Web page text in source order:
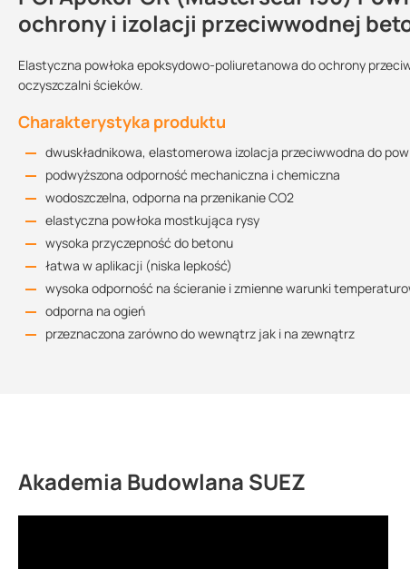
ochrony i izolacji przeciwwodnej
Elastyczna powłoka epoksydowo-poliuretanowa do ochrony
oczyszczalni ścieków.
Charakterystyka produktu
dwuskładnikowa, elastomerowa izolacja przeciwwodna do
podwyższona odporność mechaniczna i chemiczna
wodoszczelna, odporna na przenikanie CO2
elastyczna powłoka mostkująca rysy
wysoka przyczepność do betonu
łatwa w aplikacji (niska lepkość)
wysoka odporność na ścieranie i zmienne warunki
odporna na ogień
przeznaczona zarówno do wewnątrz jak i na zewnątrz
Kolor:
szary opakowania
Zużycie
ok. 0,5 - 0,6 kg/m2 (przy dwóch warstwach)
apokor-cr_pl_KT.pdf
apokor-cr_DE0134-01_pl_DWU.pdf
167.63 KB
Akademia Budowlana SUEZ